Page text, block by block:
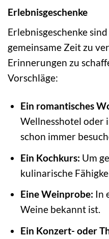
Erlebnisgeschenke
Erlebnisgeschenke
gemeinsame Zeit zu
Erinnerungen zu
Vorschläge:
Ein romantisches
Wellnesshotel oder
schon immer
Ein Kochkurs: Um
kulinarische
Eine Weinprobe: In
Weine bekannt ist.
Ein Konzert- oder